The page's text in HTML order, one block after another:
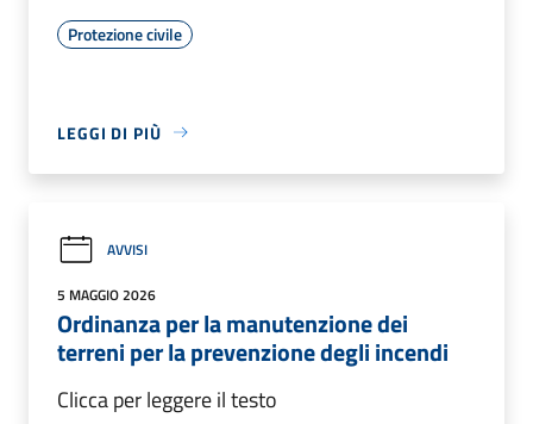
Protezione civile
LEGGI DI PIÙ
AVVISI
5 MAGGIO 2026
Ordinanza per la manutenzione dei
terreni per la prevenzione degli incendi
Clicca per leggere il testo